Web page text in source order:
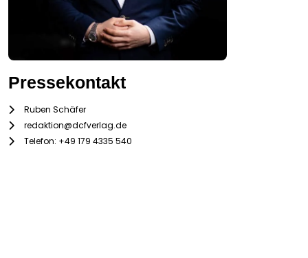
Pressekontakt
Ruben Schäfer
redaktion@dcfverlag.de
Telefon: +49 179 4335 540